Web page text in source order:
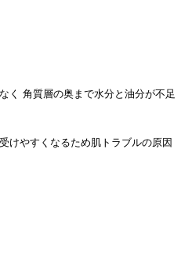
く 角質層の奥まで水分と油分が不足
けやすくなるため肌トラブルの原因